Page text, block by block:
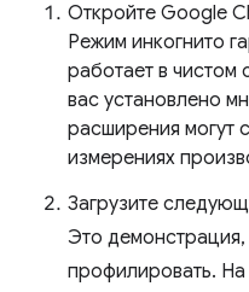
Откройте Google
Режим инкогнито
работает в чистом
вас установлено
расширения могут
измерениях
Загрузите
Это
профилировать. На